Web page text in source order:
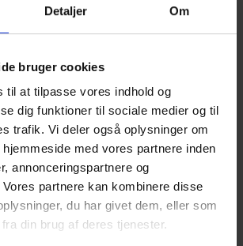
Detaljer Om
bruger cookies
til at tilpasse vores indhold og
dig funktioner til sociale medier og til
trafik. Vi deler også oplysninger om
med vores partnere inden
annonceringspartnere og
partnere kan kombinere disse
du har givet dem, eller som
din brug af deres tjenester.
Loop
you and we’ll send you regular